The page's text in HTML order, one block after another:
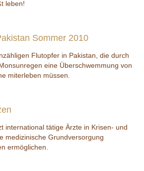
leben!
Sommer 2010
Flutopfer in Pakistan, die durch
eine Überschwemmung von
miterleben müssen.
international tätige Ärzte in Krisen- und
medizinische Grundversorgung
ermöglichen.